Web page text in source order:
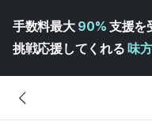
手数料最大 90% 支援を
挑戦応援してくれる 味